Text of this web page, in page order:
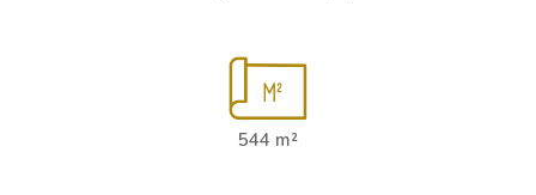
544 m²